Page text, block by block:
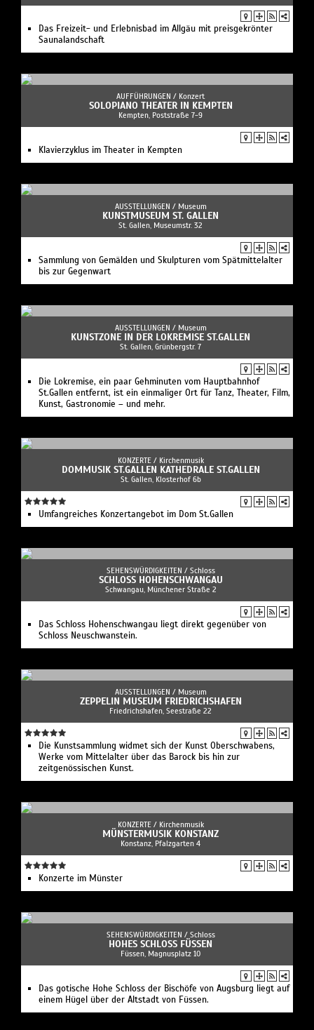
Das Freizeit- und Erlebnisbad im Allgäu mit preisgekrönter
Saunalandschaft
AUFFÜHRUNGEN / Konzert
SOLOPIANO THEATER IN KEMPTEN
Kempten, Poststraße 7-9
Klavierzyklus im Theater in Kempten
AUSSTELLUNGEN / Museum
KUNSTMUSEUM ST. GALLEN
St. Gallen, Museumstr. 32
Sammlung von Gemälden und Skulpturen vom Spätmittelalter
bis zur Gegenwart
AUSSTELLUNGEN / Museum
KUNSTZONE IN DER LOKREMISE ST.GALLEN
St. Gallen, Grünbergstr. 7
Die Lokremise, ein paar Gehminuten vom Hauptbahnhof
St.Gallen entfernt, ist ein einmaliger Ort für Tanz, Theater, Film,
Kunst, Gastronomie – und mehr.
KONZERTE / Kirchenmusik
DOMMUSIK ST.GALLEN KATHEDRALE ST.GALLEN
St. Gallen, Klosterhof 6b
Umfangreiches Konzertangebot im Dom St.Gallen
SEHENSWÜRDIGKEITEN / Schloss
SCHLOSS HOHENSCHWANGAU
Schwangau, Münchener Straße 2
Das Schloss Hohenschwangau liegt direkt gegenüber von
Schloss Neuschwanstein.
AUSSTELLUNGEN / Museum
ZEPPELIN MUSEUM FRIEDRICHSHAFEN
Friedrichshafen, Seestraße 22
Die Kunstsammlung widmet sich der Kunst Oberschwabens,
Werke vom Mittelalter über das Barock bis hin zur
zeitgenössischen Kunst.
KONZERTE / Kirchenmusik
MÜNSTERMUSIK KONSTANZ
Konstanz, Pfalzgarten 4
Konzerte im Münster
SEHENSWÜRDIGKEITEN / Schloss
HOHES SCHLOSS FÜSSEN
Füssen, Magnusplatz 10
Das gotische Hohe Schloss der Bischöfe von Augsburg liegt auf
einem Hügel über der Altstadt von Füssen.